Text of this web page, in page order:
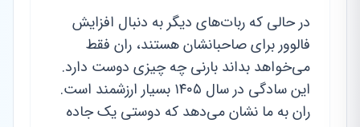
در حالی که ربات‌های دیگر به دنبال افزایش
فالوور برای صاحبانشان هستند، ران فقط
می‌خواهد بداند بارنی چه چیزی دوست دارد.
این سادگی در سال ۱۴۰۵ بسیار ارزشمند است.
ران به ما نشان می‌دهد که دوستی یک جاده